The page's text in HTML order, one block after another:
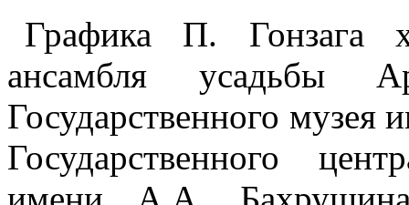
Графика П. Гонзага
ансамбля усадьбы
Государственного
Государственного